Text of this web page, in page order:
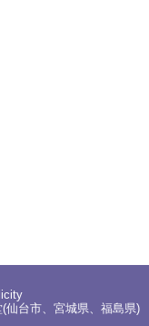
仙台市、宮城県、福島県)